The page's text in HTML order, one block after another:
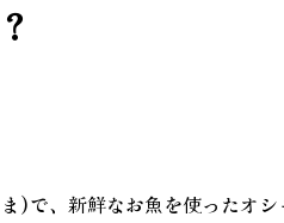
)で、新鮮なお魚を使ったオ